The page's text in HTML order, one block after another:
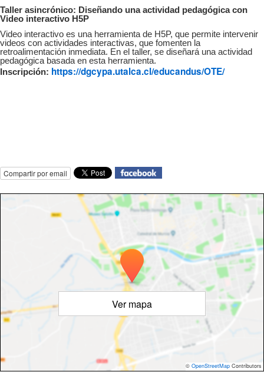
Taller asincrónico: Diseñando una actividad pedagógica con
Video interactivo H5P
Video interactivo es una herramienta de H5P, que permite intervenir
videos con actividades interactivas, que fomenten la
retroalimentación inmediata. En el taller, se diseñará una actividad
pedagógica basada en esta herramienta.
Inscripción: https://dgcypa.utalca.cl/educandus/OTE/
Compartir por email
Ver mapa
© OpenStreetMap Contributors